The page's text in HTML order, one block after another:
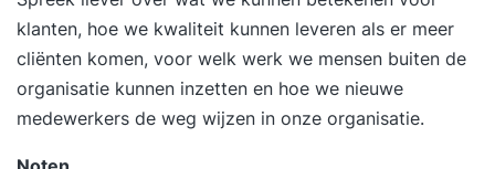
klanten, hoe we kwaliteit kunnen leveren als er meer
cliënten komen, voor welk werk we mensen buiten de
organisatie kunnen inzetten en hoe we nieuwe
medewerkers de weg wijzen in onze organisatie.